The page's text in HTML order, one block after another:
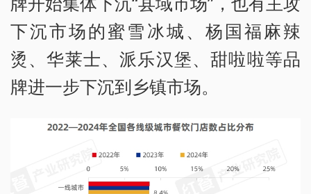
下沉市场的蜜雪冰城、杨国福麻辣
烫、华莱士、派乐汉堡、甜啦啦等品
牌进一步下沉到乡镇市场。